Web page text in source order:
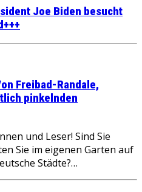
Joe Biden besucht
Freibad-Randale,
pinkelnden
und Leser! Sind Sie
Sie im eigenen Garten auf
Städte?…